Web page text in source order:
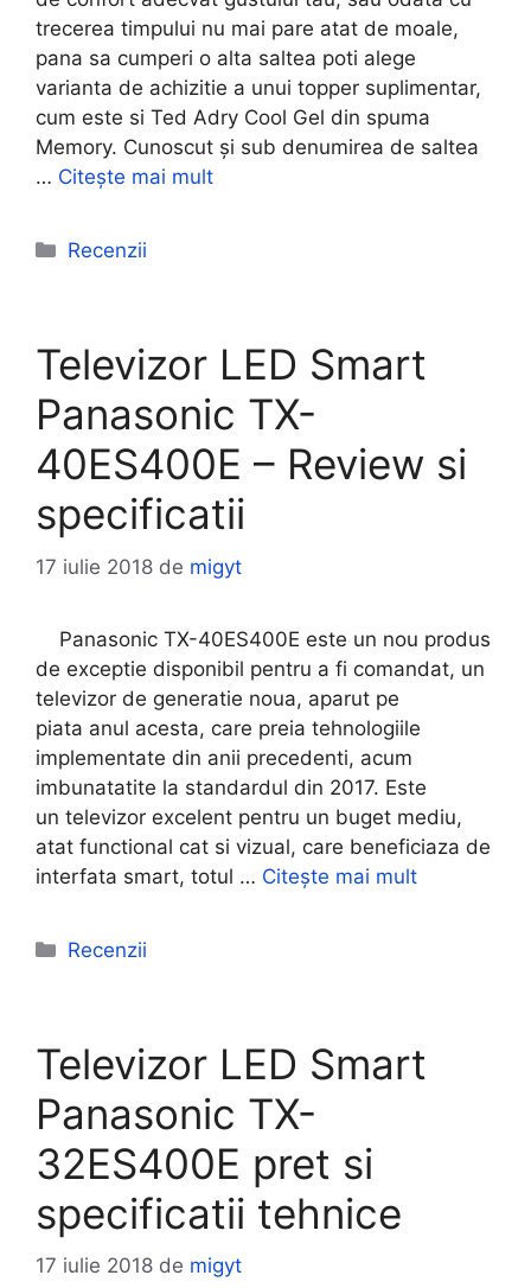
trecerea timpului nu mai pare atat de moale,
pana sa cumperi o alta saltea poti alege
varianta de achizitie a unui topper suplimentar,
cum este si Ted Adry Cool Gel din spuma
Memory. Cunoscut și sub denumirea de saltea
… Citește mai mult
Categorii
Recenzii
Televizor LED Smart
Panasonic TX-
40ES400E – Review si
specificatii
17 iulie 2018 de migyt
Panasonic TX-40ES400E este un nou produs
de exceptie disponibil pentru a fi comandat, un
televizor de generatie noua, aparut pe
piata anul acesta, care preia tehnologiile
implementate din anii precedenti, acum
imbunatatite la standardul din 2017. Este
un televizor excelent pentru un buget mediu,
atat functional cat si vizual, care beneficiaza de
interfata smart, totul … Citește mai mult
Categorii
Recenzii
Televizor LED Smart
Panasonic TX-
32ES400E pret si
specificatii tehnice
17 iulie 2018 de migyt